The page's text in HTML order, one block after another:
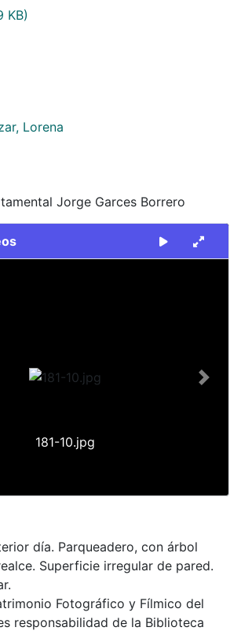
KB)
Lorena
Jorge Garces Borrero
181-10.jpg
Next
día. Parqueadero, con árbol
Superficie irregular de pared.
Fotográfico y Fílmico del
responsabilidad de la Biblioteca